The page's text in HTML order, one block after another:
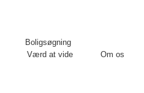
Boligsøgning
Værd at vide Om os